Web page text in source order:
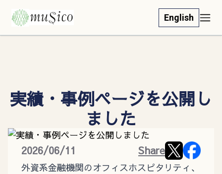
English
実績・事例ページを公開し
ました
2026/06/11 Share
外資系金融機関のオフィスホスピタリティ、